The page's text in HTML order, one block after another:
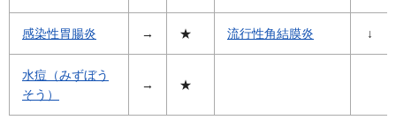
感染性胃腸炎 → ★ 流行性角結膜炎 ↓
水痘（みずぼう
そう）
→ ★